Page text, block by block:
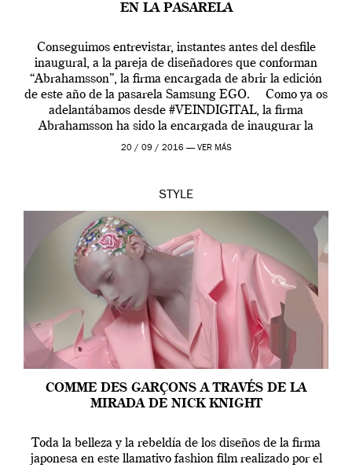
EN LA PASARELA
Conseguimos entrevistar, instantes antes del desfile
inaugural, a la pareja de diseñadores que conforman
“Abrahamsson”, la firma encargada de abrir la edición
de este año de la pasarela Samsung EGO. Como ya os
adelantábamos desde #VEINDIGITAL, la firma
Abrahamsson ha sido la encargada de inaugurar la
edición de este año de EGO, la […]
20 / 09 / 2016 — VER MÁS
STYLE
COMME DES GARÇONS A TRAVÉS DE LA
MIRADA DE NICK KNIGHT
Toda la belleza y la rebeldía de los diseños de la firma
japonesa en este llamativo fashion film realizado por el